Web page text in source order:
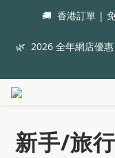
🚚  香港訂單 |
🌿  2026 全年網店優
新手/旅